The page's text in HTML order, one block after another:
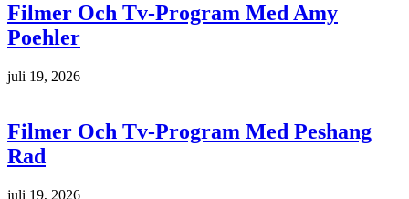
Filmer Och Tv-Program Med Amy
Poehler
juli 19, 2026
Filmer Och Tv-Program Med Peshang
Rad
juli 19, 2026